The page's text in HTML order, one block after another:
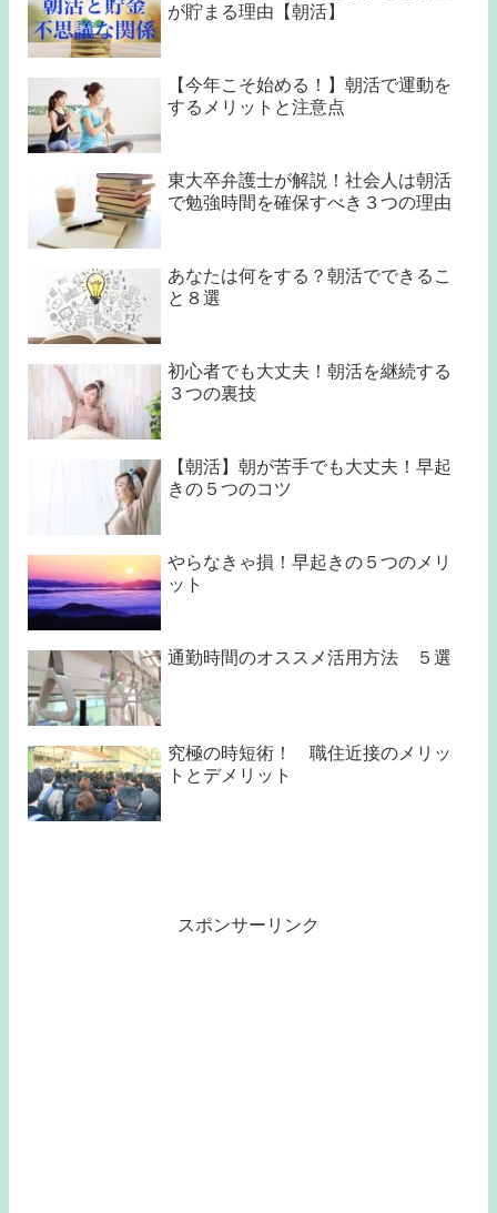
が貯まる理由【朝活】
【今年こそ始める！】朝活で運動を
するメリットと注意点
東大卒弁護士が解説！社会人は朝活
で勉強時間を確保すべき３つの理由
あなたは何をする？朝活でできるこ
と８選
初心者でも大丈夫！朝活を継続する
３つの裏技
【朝活】朝が苦手でも大丈夫！早起
きの５つのコツ
やらなきゃ損！早起きの５つのメリ
ット
通勤時間のオススメ活用方法 ５選
究極の時短術！ 職住近接のメリッ
トとデメリット
スポンサーリンク